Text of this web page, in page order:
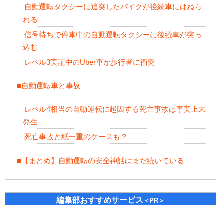
自動運転タクシーに追突したバイクが後続車にはねら
れる
信号待ちで停車中の自動運転タクシーに後続車が突っ
込む
レベル3実証中のUber車が歩行者に衝突
■自動運転車と事故
レベル4相当の自動運転に起因する死亡事故は事実上未
発生
死亡事故と紙一重のケースも？
■【まとめ】自動運転の安全神話はまだ続いている
編集部おすすめサービス ＜PR＞